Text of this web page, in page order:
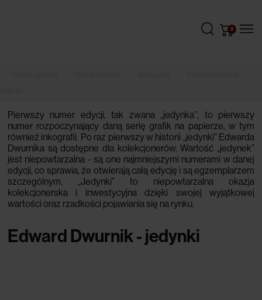
Pierwszy numer edycji, tak zwana „jedynka”, to pierwszy
numer rozpoczynający daną serię grafik na papierze, w tym
również inkografii. Po raz pierwszy w historii „jedynki” Edwarda
Dwurnika są dostępne dla kolekcjonerów. Wartość „jedynek”
jest niepowtarzalna - są one najmniejszymi numerami w danej
edycji, co sprawia, że otwierają całą edycję i są egzemplarzem
szczególnym. „Jedynki” to niepowtarzalna okazja
kolekcjonerska i inwestycyjna dzięki swojej wyjątkowej
wartości oraz rzadkości pojawiania się na rynku.
Edward Dwurnik - jedynki